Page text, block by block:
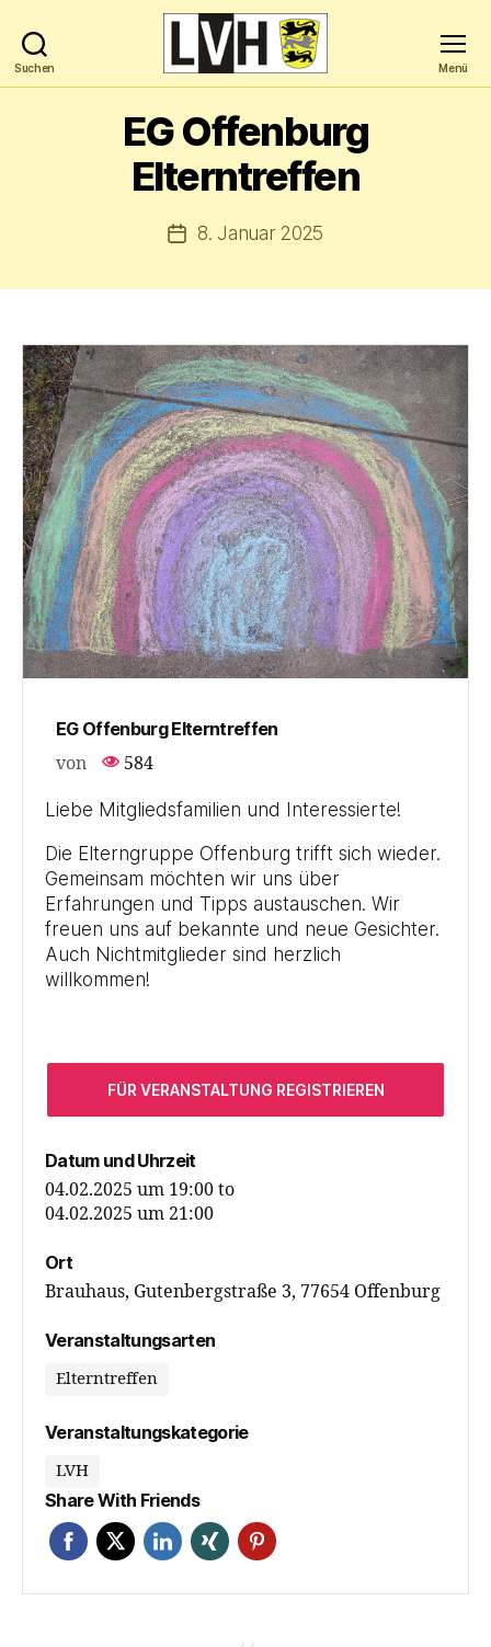
Suchen
Landesverband
Baden-
Württemberg
e.V.
Menü
EG Offenburg
Elterntreffen
Veröffentlichungsdatum
8. Januar 2025
EG Offenburg Elterntreffen
von
584
Liebe Mitgliedsfamilien und Interessierte!
Die Elterngruppe Offenburg trifft sich wieder.
Gemeinsam möchten wir uns über
Erfahrungen und Tipps austauschen. Wir
freuen uns auf bekannte und neue Gesichter.
Auch Nichtmitglieder sind herzlich
willkommen!
FÜR VERANSTALTUNG REGISTRIEREN
Datum und Uhrzeit
04.02.2025 um 19:00 to
04.02.2025 um 21:00
Ort
Brauhaus, Gutenbergstraße 3, 77654 Offenburg
Veranstaltungsarten
Elterntreffen
Veranstaltungskategorie
LVH
Share With Friends